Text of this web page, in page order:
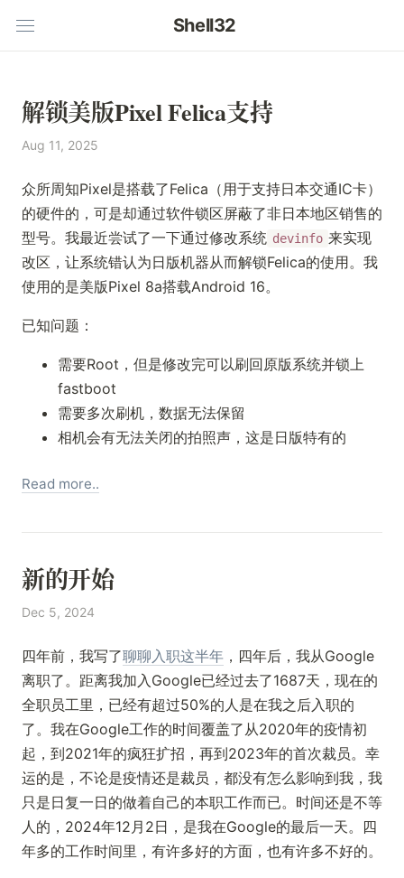
Shell32
解锁美版Pixel Felica支持
Aug 11, 2025
众所周知Pixel是搭载了Felica（用于支持日本交通IC卡）
的硬件的，可是却通过软件锁区屏蔽了非日本地区销售的
型号。我最近尝试了一下通过修改系统 devinfo 来实现
改区，让系统错认为日版机器从而解锁Felica的使用。我
使用的是美版Pixel 8a搭载Android 16。
已知问题：
需要Root，但是修改完可以刷回原版系统并锁上
fastboot
需要多次刷机，数据无法保留
相机会有无法关闭的拍照声，这是日版特有的
Read more..
新的开始
Dec 5, 2024
四年前，我写了聊聊入职这半年 ，四年后，我从Google
离职了。距离我加入Google已经过去了1687天，现在的
全职员工里，已经有超过50%的人是在我之后入职的
了。我在Google工作的时间覆盖了从2020年的疫情初
起，到2021年的疯狂扩招，再到2023年的首次裁员。幸
运的是，不论是疫情还是裁员，都没有怎么影响到我，我
只是日复一日的做着自己的本职工作而已。时间还是不等
人的，2024年12月2日，是我在Google的最后一天。四
年多的工作时间里，有许多好的方面，也有许多不好的。